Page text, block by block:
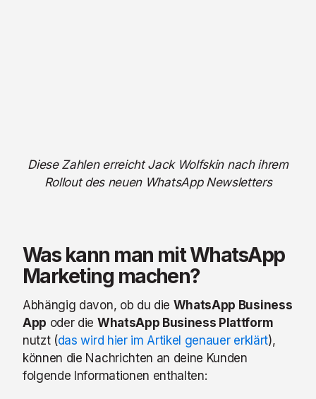
Diese Zahlen erreicht Jack Wolfskin nach ihrem
Rollout des neuen WhatsApp Newsletters
Was kann man mit WhatsApp
Marketing machen?
Abhängig davon, ob du die WhatsApp Business
App oder die WhatsApp Business Plattform
nutzt (das wird hier im Artikel genauer erklärt),
können die Nachrichten an deine Kunden
folgende Informationen enthalten: